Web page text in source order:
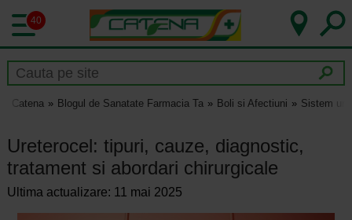
40
Catena Blogul de Sanatate Farmacia Ta Boli si Afectiuni Sistem
Ureterocel: tipuri, cauze, diagnostic,
tratament si abordari chirurgicale
Ultima actualizare: 11 mai 2025